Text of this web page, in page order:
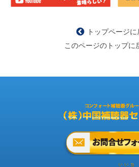
トップページに
このページのトップに